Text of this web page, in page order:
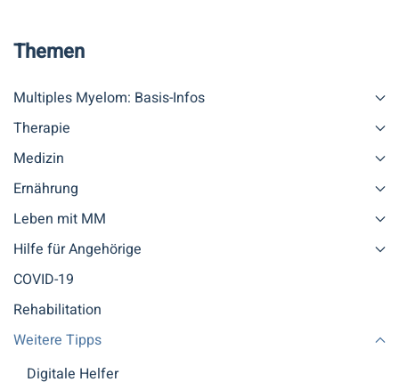
Themen
Multiples Myelom: Basis-Infos
Therapie
Medizin
Ernährung
Leben mit MM
Hilfe für Angehörige
COVID-19
Rehabilitation
Weitere Tipps
Digitale Helfer